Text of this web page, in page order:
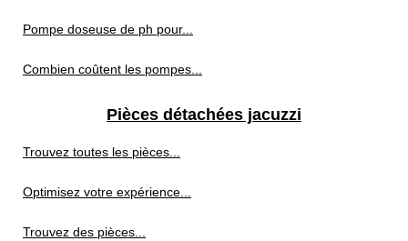
Pompe doseuse de ph pour...
Combien coûtent les pompes...
Pièces détachées jacuzzi
Trouvez toutes les pièces...
Optimisez votre expérience...
Trouvez des pièces...